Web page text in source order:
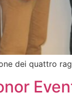
dei quattro